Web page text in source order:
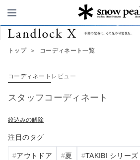
Snow Peak
トップ ＞ コーディネート一覧
コーディネート レビュー
スタッフコーディネート
絞込みの解除
注目のタグ
アウトドア 夏 TAKIBI シリーズ